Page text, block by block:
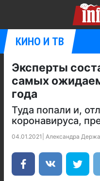
КИНО И ТВ
Эксперты
самых
года
Туда попали и,
коронавируса,
04.01.2021 Александра